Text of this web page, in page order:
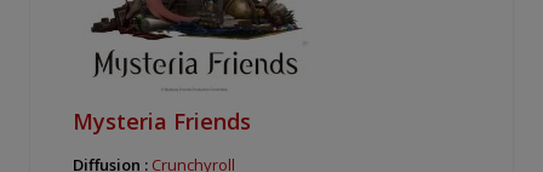
Mysteria Friends
Diffusion : Crunchyroll